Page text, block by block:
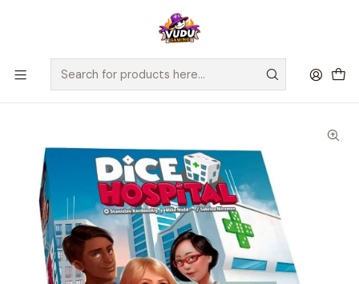
🚀 ¡Despachamos a todo Chile! Envío GRATIS a Regiones sobre
$100.000 y a RM sobre $35.000
Home Juegos de Mesa Editorial Maldito Games
Dice Hospital - Español